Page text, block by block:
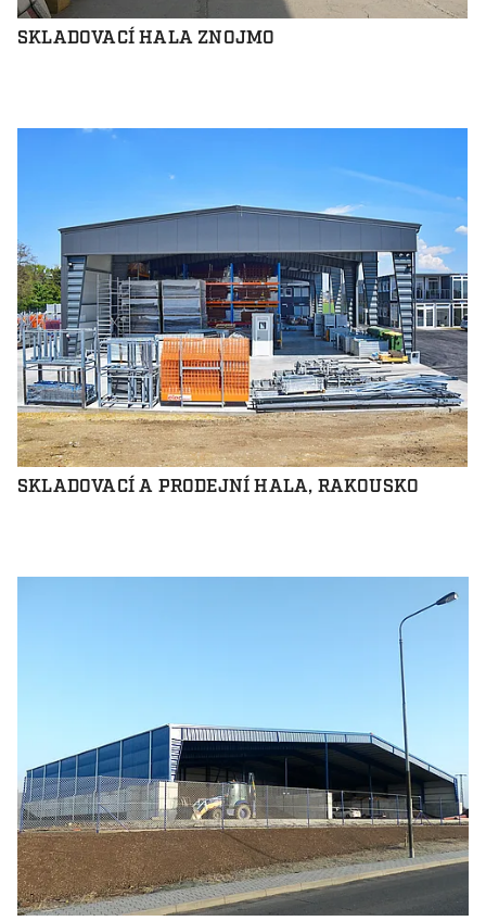
SKLADOVACÍ HALA ZNOJMO
SKLADOVACÍ A PRODEJNÍ HALA, RAKOUSKO